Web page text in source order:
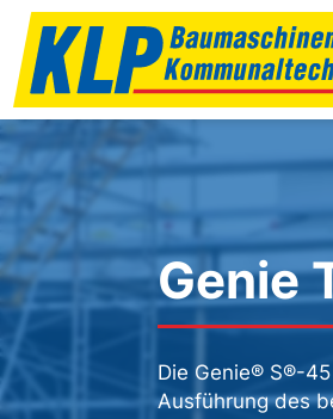
Genie
Die Genie® S®-
Ausführung des